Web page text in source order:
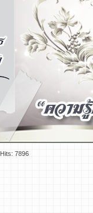
Hits: 7896